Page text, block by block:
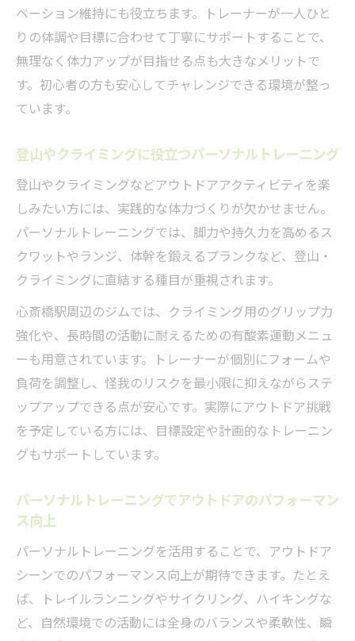
ベーション維持にも役立ちます。トレーナーが一人ひと
りの体調や目標に合わせて丁寧にサポートすることで、
無理なく体力アップが目指せる点も大きなメリットで
す。初心者の方も安心してチャレンジできる環境が整っ
ています。
登山やクライミングに役立つパーソナルトレーニング
登山やクライミングなどアウトドアアクティビティを楽
しみたい方には、実践的な体力づくりが欠かせません。
パーソナルトレーニングでは、脚力や持久力を高めるス
クワットやランジ、体幹を鍛えるプランクなど、登山・
クライミングに直結する種目が重視されます。
心斎橋駅周辺のジムでは、クライミング用のグリップ力
強化や、長時間の活動に耐えるための有酸素運動メニュ
ーも用意されています。トレーナーが個別にフォームや
負荷を調整し、怪我のリスクを最小限に抑えながらステ
ップアップできる点が安心です。実際にアウトドア挑戦
を予定している方には、目標設定や計画的なトレーニン
グもサポートしています。
パーソナルトレーニングでアウトドアのパフォーマン
ス向上
パーソナルトレーニングを活用することで、アウトドア
シーンでのパフォーマンス向上が期待できます。たとえ
ば、トレイルランニングやサイクリング、ハイキングな
ど、自然環境での活動には全身のバランスや柔軟性、瞬